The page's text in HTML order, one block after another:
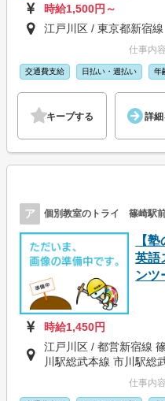
時給1,500円～
江戸川区 / 東京都新
仕事内
交通費支給 日払い・週払い 年
キープする 詳
ア 個別教室のトライ 篠崎駅
【
英語
ン
時給1,450円
江戸川区 / 都営新宿線
川駅総武本線 市川駅総
仕事内